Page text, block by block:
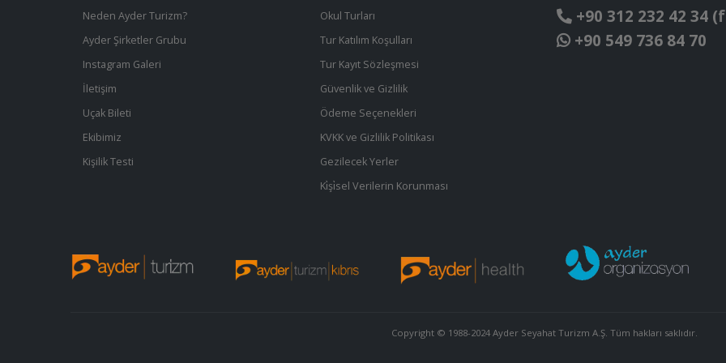
Neden Ayder Turizm?
Ayder Şirketler Grubu
Instagram Galeri
İletişim
Uçak Bileti
Ekibimiz
Kişilik Testi
Okul Turları
Tur Katılım Koşulları
Tur Kayıt Sözleşmesi
Güvenlik ve Gizlilik
Ödeme Seçenekleri
KVKK ve Gizlilik Politikası
Gezilecek Yerler
Ki̇şi̇sel Verilerin Korunması
+90 312 232 42 34
+90 549 736 84 70
Copyright © 1988-2024 Ayder Seyahat Turizm A.Ş. Tüm hakları saklıdır.